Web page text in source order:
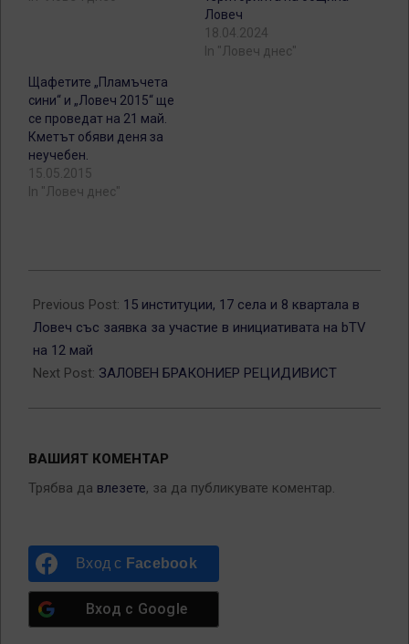
Ловеч
18.04.2024
In "Ловеч днес"
Щафетите „Пламъчета
сини“ и „Ловеч 2015“ ще
се проведат на 21 май.
Кметът обяви деня за
неучебен.
15.05.2015
In "Ловеч днес"
05-
07
Previous Post: 15 институции, 17 села и 8 квартала в
Ловеч със заявка за участие в инициативата на bTV
на 12 май
Next Post: ЗАЛОВЕН БРАКОНИЕР РЕЦИДИВИСТ
ВАШИЯТ КОМЕНТАР
Трябва да влезете, за да публикувате коментар.
Вход с Facebook
Вход с Google